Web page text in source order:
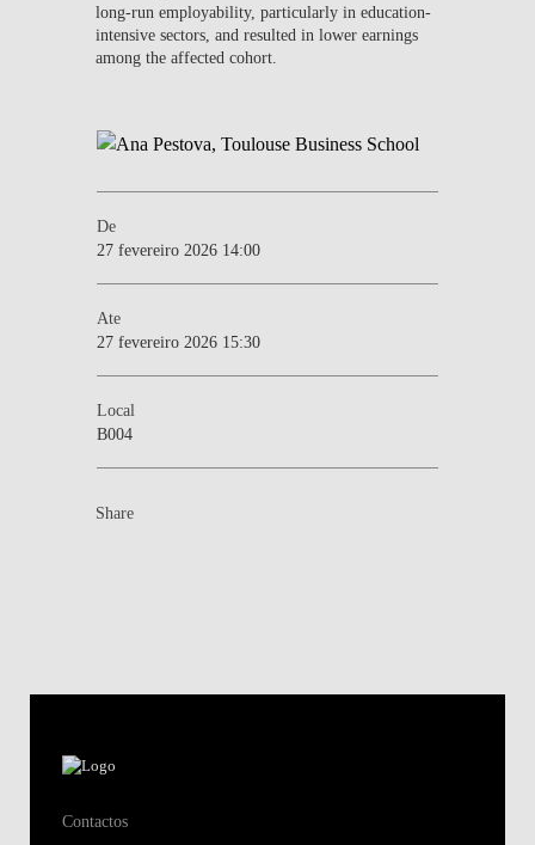
long-run employability, particularly in education-
intensive sectors, and resulted in lower earnings
among the affected cohort.
De
27 fevereiro 2026 14:00
Ate
27 fevereiro 2026 15:30
Local
B004
Share
Contactos